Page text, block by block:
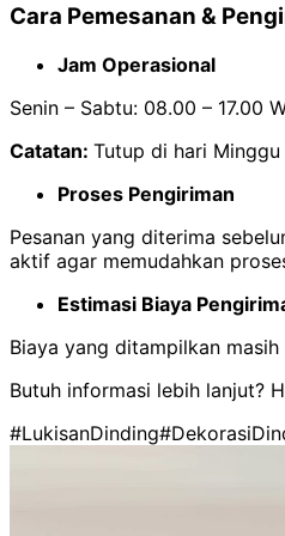
Cara Pemesanan &
Jam Operasional
Senin – Sabtu: 08.00 – 17.00
Catatan: Tutup di hari
Proses Pengiriman
Pesanan yang diterima
aktif agar memudahkan
Estimasi Biaya
Biaya yang ditampilkan
Butuh informasi lebih lanjut?
#LukisanDinding